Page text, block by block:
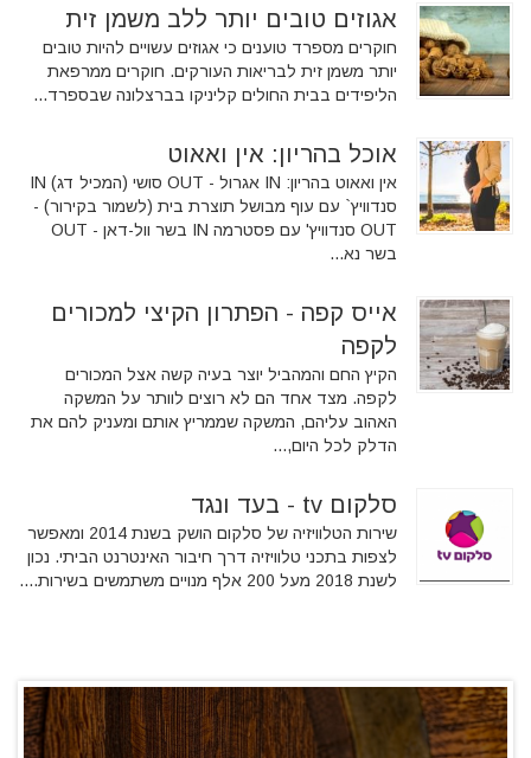
אגוזים טובים יותר ללב משמן זית
חוקרים מספרד טוענים כי אגוזים עשויים להיות טובים
יותר משמן זית לבריאות העורקים. חוקרים ממרפאת
הליפידים בבית החולים קליניקו בברצלונה שבספרד...
אוכל בהריון: אין ואאוט
אין ואאוט בהריון: IN אגרול - OUT סושי (המכיל דג) IN
סנדוויץ` עם עוף מבושל תוצרת בית (לשמור בקירור) -
OUT סנדוויץ' עם פסטרמה IN בשר וול-דאן - OUT
בשר נא...
אייס קפה - הפתרון הקיצי למכורים
לקפה
הקיץ החם והמהביל יוצר בעיה קשה אצל המכורים
לקפה. מצד אחד הם לא רוצים לוותר על המשקה
האהוב עליהם, המשקה שממריץ אותם ומעניק להם את
הדלק לכל היום,...
סלקום tv - בעד ונגד
שירות הטלוויזיה של סלקום הושק בשנת 2014 ומאפשר
לצפות בתכני טלוויזיה דרך חיבור האינטרנט הביתי. נכון
לשנת 2018 מעל 200 אלף מנויים משתמשים בשירות....